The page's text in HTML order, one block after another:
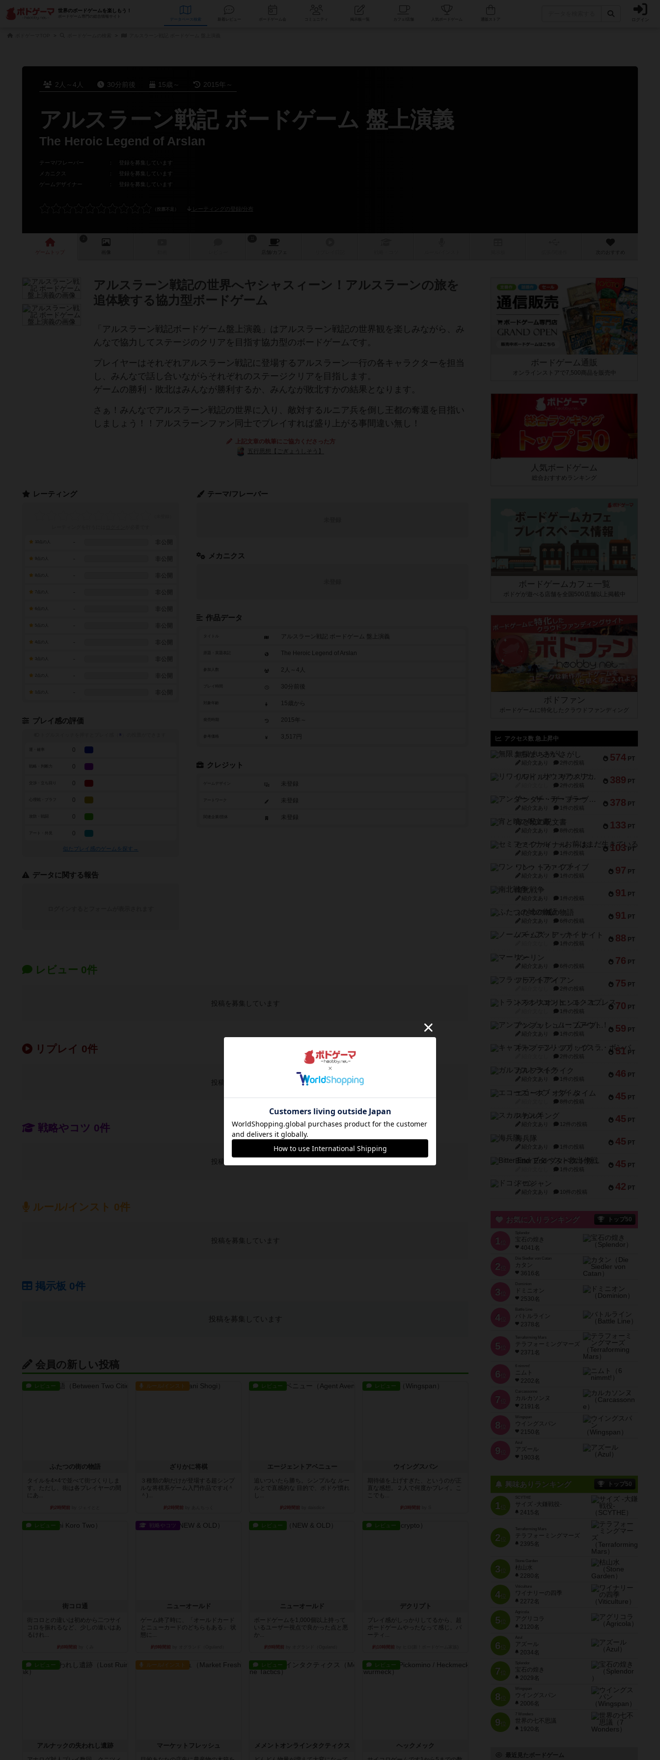
世界のボードゲームを楽しもう！
ボードゲーム専門の総合情報サイト
データベース コミュニティ 人気ボードゲーム ログイン
2人～4人 30分前後 15歳～ 2015年～
アルスラーン戦記 ボードゲーム 盤上演義
The Heroic Legend of Arslan
テーマ/フレーバー ：
登録を募集しています
メカニクス
：
登録を募集しています
ゲームデザイナー
： 登録を募集しています
レーティングの登録/分布
ゲーム 画像 店舗/ カフェ 次のおすすめ
アルスラーン戦記の世界へヤシャスィーン！アルスラーンの旅を
追体験する協力型ボードゲーム
「アルスラーン戦記ボードゲーム盤上演義」はアルスラーン戦記の世界観を楽しみながら、み
んなで協力してステージのクリアを目指す協力型のボードゲームです。
プレイヤーはそれぞれアルスラーン戦記に登場するアルスラーン一行の各キャラクターを担当
し、みんなで話し合いながらそれぞれのステージクリアを目指します。
ゲームの勝利・敗北はみんなが勝利するか、みんなが敗北すかの結果となります。
さぁ！みんなでアルスラーン戦記の世界に入り、敵対するルニア兵を倒し王都の奪還を目指い
しましょう！！アルスラーンファン同士でプレイすれば盛り上がる事間違い無し！
上記文章の執筆にご協力くださった方
五行思想【ごぎょうしそう】
テーマ/フレーバー
メカニクス
作品データ
タイトル アルスラーン戦記 ボードゲーム 盤上演義
The Heroic Legend of Arslan
参加人数 2人～4人
30分前後
15歳から
2015年～
参考価格 3,517円
クレジット
ゲームデザイン 未登録
アートワーク 未登録
未登録
レーティング
- 非公開
- 非公開
- 非公開
7点の人 - 非公開
- 非公開
- 非公開
- 非公開
- 非公開
- 非公開
- 非公開
プレイ感の評価
※
0
戦略・判断力 0
0
0
0
アート・外見 0
似たプレイ感のゲームを探す→
データに関する報告
レビュー 0件
投稿を募集しています
リプレイ 0件
投稿を募集しています
戦略やコツ 0件
投稿を募集しています
ルール/インスト 0件
投稿を募集しています
掲示板 0件
投稿を募集しています
会員の新しい投稿
レビュー
ふたつの街の物語
タイルを4×4で並べて街づくりしま
す。ただし、街は各プレイヤーの間
にあ...
約2時間前
ルール/インスト
ざりかに将棋
３種類の駒だけが登場する超シンプ
ルな将棋系ゲーム入門作品です♪(＾
＾)...
約2時間前
レビュー
エージェントアベニュー
追いついたら勝ち。シンプルな ルー
ルとで直感的な 目的で、ボドゲ慣れ
し...
約2時間前
レビュー
ウイングスパン
期待値を上げすぎた、というのが正
直な感想。２人で何度かプレイ。こ
こでも...
約3時間前
レビュー
街コロ通
街コロとの違いは初めから二つサイ
コロを振れるなど、少しの違いはあ
るけれ...
約8時間前
戦略やコツ
ニューオールド
ゲーム終了時に、「オールドカード
とニューカードのどちらもある」 状
態に...
約9時間前
レビュー
ニューオールド
ボードゲームを1,000個以上持って
いるユーザー視点で良かった点と悪
か...
約9時間前
レビュー
デクリプト
プレイ感がしっかりしてるから、超
ボードゲームやったなって感じ。パ
ーティ...
約10時間前
レビュー
アルナックの失われし遺跡
ルール/インスト
マーケットフレッシュ
レビュー
メメントオンラインタクティクス
レビュー
ヘックメック
ボードゲーム通販
オンラインストアで7,500商品を販売中
人気ボードゲーム
総合おすすめランキング
ボードゲームカフェ一覧
ボドゲが遊べる店舗を全国500店舗以上掲載中
ボドファン
ボードゲームに特化したクラウドファンディング
アクセス数 急上昇中
574 PT
無限まちがいさがし
紹介文あり 2件の投稿
389 PT
リワイルド：サウスアメリカ
2件の投稿
378 PT
アンダー・ザ・テーブラー
紹介文あり 1件の投稿
133 PT
宵と暁の呪文書
紹介文あり 8件の投稿
103 PT
セミファイナル ～お前はまだ生きている～
紹介文あり 1件の投稿
97 PT
ワン・トゥ・ファイブ
紹介文あり 1件の投稿
91 PT
南北戦争
紹介文あり 1件の投稿
91 PT
ふたつの城の物語
紹介文あり 6件の投稿
88 PT
ノームズ・アット・ナイト
1件の投稿
76 PT
マーリン
紹介文あり 6件の投稿
75 PT
フラットアイアン
2件の投稿
70 PT
トランスオリエント・エクスプレス
1件の投稿
59 PT
アンブッシュ！：ムーブアウト！
紹介文あり 1件の投稿
51 PT
キャプテン・フリップ：イスラ・ボンバ
2件の投稿
46 PT
ガルフストライク
紹介文あり 1件の投稿
45 PT
エコーズ・オブ・タイム
8件の投稿
45 PT
スカルキング
紹介文あり 12件の投稿
45 PT
海兵隊
紹介文あり 1件の投稿
45 PT
Bitter End ブタペスト救出作戦
1件の投稿
42 PT
ドコジャン
紹介文あり 10件の投稿
お気に入りランキング トップ50
1 位
宝石の煌き
4041名
2 位
Die Siedler von Catan
カタン
3616名
3 位
ドミニオン
2530名
4位
Battle Line
バトルライン
2378名
5 位
Terraforming Mars
テラフォーミングマーズ
2371名
6 位
ニムト
2202名
7 位
Carcassonne
カルカソンヌ
2191名
8 位
Wingspan
ウイングスパン
2150名
9 位
Azul
アズール
1903名
興味ありランキング トップ50
1位
SCYTHE
サイズ -大鎌戦役-
2415名
2位
Terraforming Mars
テラフォーミングマーズ
2395名
3位
Stone Garden
枯山水
2280名
4位
Viticulture
ワイナリーの四季
2272名
5位
Agricola
アグリコラ
2120名
6位
Azul
アズール
2034名
7位
宝石の煌き
2029名
8位
Wingspan
ウイングスパン
2006名
9位
7 Wonders
世界の七不思議
1920名
最近見たボードゲーム